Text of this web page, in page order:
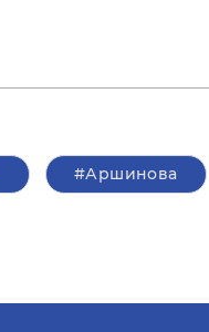
#Аршинова